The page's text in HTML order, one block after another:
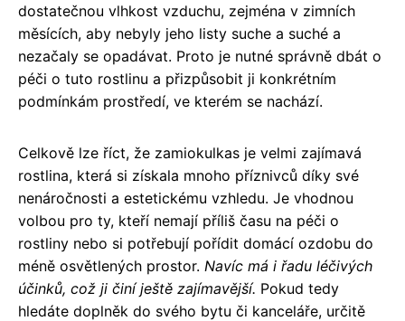
dostatečnou vlhkost vzduchu, zejména v zimních
měsících, aby nebyly jeho listy suche a suché a
nezačaly se opadávat. Proto je nutné správně dbát o
péči o tuto rostlinu a přizpůsobit ji konkrétním
podmínkám prostředí, ve kterém se nachází.
Celkově lze říct, že zamiokulkas je velmi zajímavá
rostlina, která si získala mnoho příznivců díky své
nenáročnosti a estetickému vzhledu. Je vhodnou
volbou pro ty, kteří nemají příliš času na péči o
rostliny nebo si potřebují pořídit domácí ozdobu do
méně osvětlených prostor. Navíc má i řadu léčivých
účinků, což ji činí ještě zajímavější. Pokud tedy
hledáte doplněk do svého bytu či kanceláře, určitě